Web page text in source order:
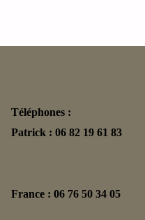
Téléphones :
Patrick : 06 82 19 61 83
France : 06 76 50 34 05